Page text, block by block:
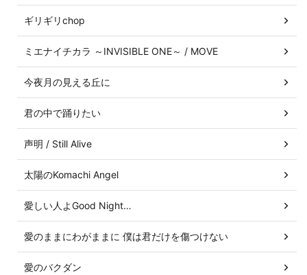
ギリギリchop
ミエナイチカラ ～INVISIBLE ONE～ / MOVE
今夜月の見える丘に
君の中で踊りたい
声明 / Still Alive
太陽のKomachi Angel
愛しい人よGood Night…
愛のままにわがままに 僕は君だけを傷つけない
愛のバクダン